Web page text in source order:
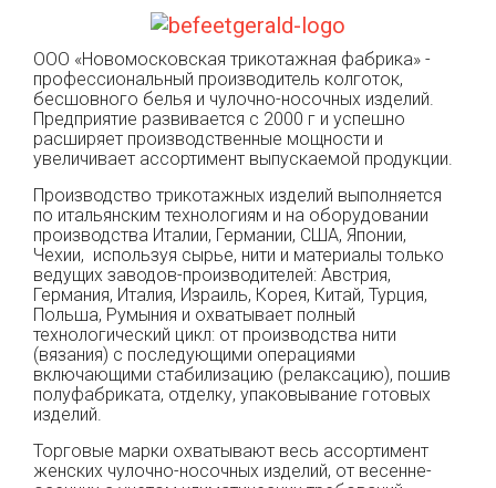
ООО «Новомосковская трикотажная фабрика» -
профессиональный производитель колготок,
бесшовного белья и чулочно-носочных изделий.
Предприятие развивается с 2000 г и успешно
расширяет производственные мощности и
увеличивает ассортимент выпускаемой продукции.
Производство трикотажных изделий выполняется
по итальянским технологиям и на оборудовании
производства Италии, Германии, США, Японии,
Чехии, используя сырье, нити и материалы только
ведущих заводов-производителей: Австрия,
Германия, Италия, Израиль, Корея, Китай, Турция,
Польша, Румыния и охватывает полный
технологический цикл: от производства нити
(вязания) с последующими операциями
включающими стабилизацию (релаксацию), пошив
полуфабриката, отделку, упаковывание готовых
изделий.
Торговые марки охватывают весь ассортимент
женских чулочно-носочных изделий, от весенне-